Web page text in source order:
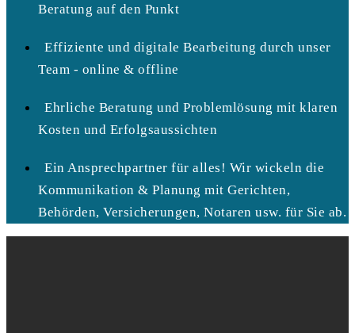
Beratung auf den Punkt
Effiziente und digitale Bearbeitung durch unser
Team - online & offline
Ehrliche Beratung und Problemlösung mit klaren
Kosten und Erfolgsaussichten
Ein Ansprechpartner für alles! Wir wickeln die
Kommunikation & Planung mit Gerichten,
Behörden, Versicherungen, Notaren usw. für Sie ab.